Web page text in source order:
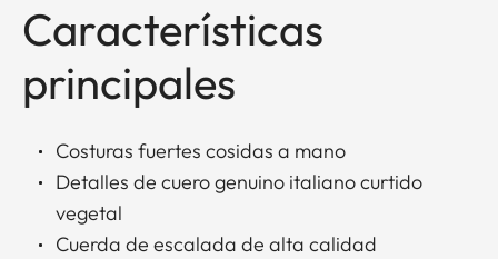
Características
principales
Costuras fuertes cosidas a mano
Detalles de cuero genuino italiano curtido
vegetal
Cuerda de escalada de alta calidad